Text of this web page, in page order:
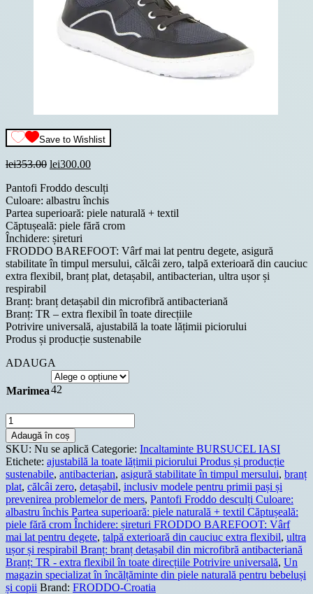
Save to Wishlist
lei353.00 Prețul
a
fost:
lei353.00.
lei300.00Prețul
este:
lei300.00.
Pantofi Froddo desculți
Culoare: albastru închis
Partea superioară: piele naturală + textil
Căptușeală: piele fără crom
Închidere: șireturi
FRODDO BAREFOOT: Vârf mai lat pentru degete, asigură
stabilitate în timpul mersului, călcâi zero, talpă exterioară din cauciuc
extra flexibil, branț plat, detașabil, antibacterian, ultra ușor și
respirabil
Branț: branț detașabil din microfibră antibacteriană
Branț: TR – extra flexibil în toate direcțiile
Potrivire universală, ajustabilă la toate lățimii piciorului
Produs și producție sustenabile
ADAUGA
Marimea42
Cantitate
Froddo
Shoes
-
BAREFOOT
GEO
Adaugă în coș
SKU: Nu se aplică Categorie: Incaltaminte BURSUCEL IASI
Etichete: ajustabilă la toate lățimii piciorului Produs și producție
sustenabile, antibacterian, asigură stabilitate în timpul mersului, branț
plat, călcâi zero, detașabil, inclusiv modele pentru primii pași și
prevenirea problemelor de mers, Pantofi Froddo desculți Culoare:
albastru închis Partea superioară: piele naturală + textil Căptușeală:
piele fără crom Închidere: șireturi FRODDO BAREFOOT: Vârf
mai lat pentru degete, talpă exterioară din cauciuc extra flexibil, ultra
ușor și respirabil Branț: branț detașabil din microfibră antibacteriană
Branț: TR - extra flexibil în toate direcțiile Potrivire universală, Un
magazin specializat în încălțăminte din piele naturală pentru bebeluși
și copii Brand: FRODDO-Croatia